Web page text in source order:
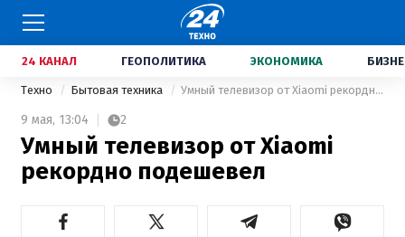
24 КАНАЛ ГЕОПОЛИТИКА ЭКОНОМИКА
Техно Бытовая техника Умный телевизор от Xiaomi рекордно подешевел
9 мая, 13:04 2
Умный телевизор от Xiaomi
рекордно подешевел